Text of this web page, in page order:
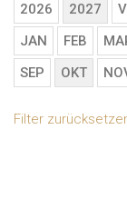
2026 2027
JAN
FEB
SEP
OKT
Filter